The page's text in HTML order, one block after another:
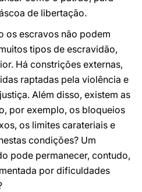
de libertação.
os escravos não podem
tipos de escravidão,
Há constrições externas,
raptadas pela violência e
Além disso, existem as
por exemplo, os bloqueios
os limites carateriais e
condições? Um
pode permanecer, contudo,
por dificuldades